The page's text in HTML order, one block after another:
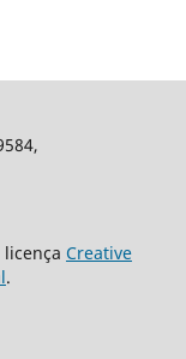
Creative
.